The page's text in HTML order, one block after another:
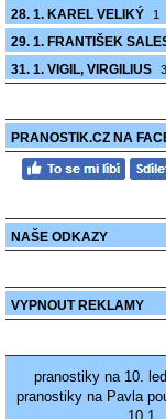
28. 1. KAREL VELIKÝ 1
29. 1. FRANTIŠEK
31. 1. VIGIL, VIRGILIUS 3
PRANOSTIK.CZ NA
NAŠE ODKAZY
VYPNOUT REKLAMY
pranostiky na 10.
pranostiky na Pavla